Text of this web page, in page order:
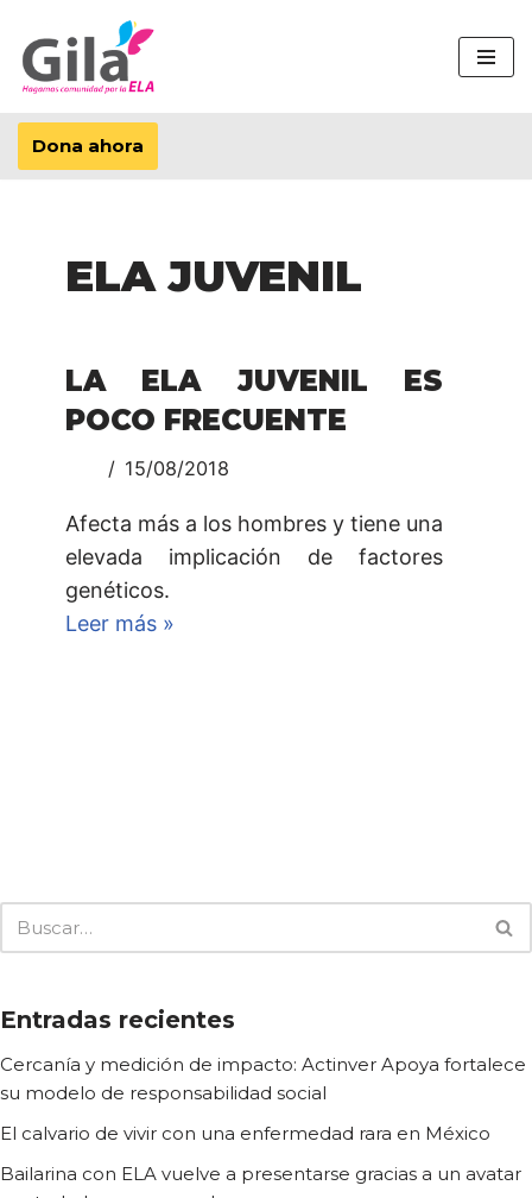
Saltar
al
contenido
Dona ahora
ELA JUVENIL
LA ELA JUVENIL ES
POCO FRECUENTE
15/08/2018
Afecta más a los hombres y tiene una
elevada implicación de factores
genéticos.
Leer más »
Entradas recientes
Cercanía y medición de impacto: Actinver Apoya fortalece
su modelo de responsabilidad social
El calvario de vivir con una enfermedad rara en México
Bailarina con ELA vuelve a presentarse gracias a un avatar